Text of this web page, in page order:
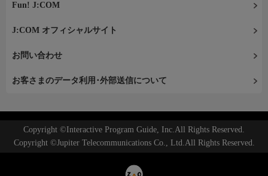
Fun! J:COM
J:COM オフィシャルサイト
お問い合わせ
お客さまのデータ利用･外部送信について
Copyright ©Interactive Program Guide, Inc.All Rights Reserved.
Copyright ©Jupiter Telecommunications Co., Ltd.All Rights Reserved.